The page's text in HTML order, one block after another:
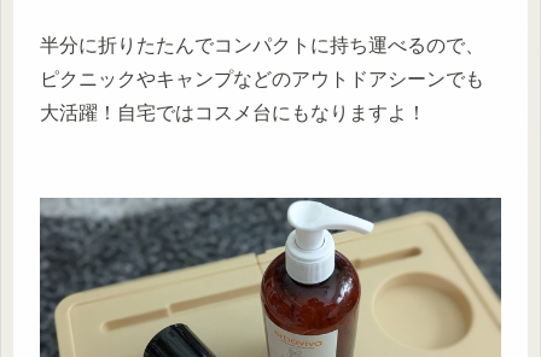
半分に折りたたんでコンパクトに持ち運べるので、
ピクニックやキャンプなどのアウトドアシーンでも
大活躍！自宅ではコスメ台にもなりますよ！